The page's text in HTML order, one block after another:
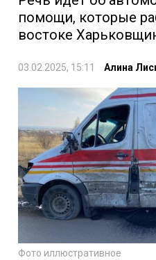
помощи, которые
востоке
03.02.2025, 15:11 Алина
Фото иллюстративное